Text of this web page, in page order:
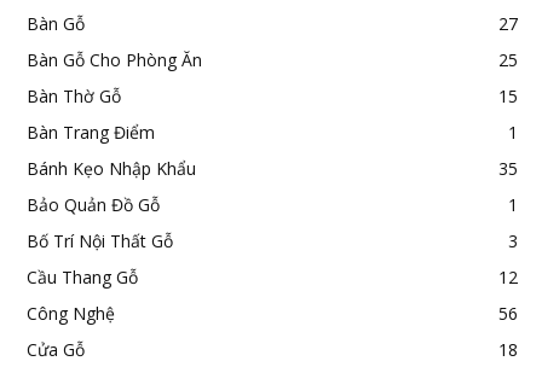
Bàn Gỗ
27
Bàn Gỗ Cho Phòng Ăn
25
Bàn Thờ Gỗ
15
Bàn Trang Điểm
1
Bánh Kẹo Nhập Khẩu
35
Bảo Quản Đồ Gỗ
1
Bố Trí Nội Thất Gỗ
3
Cầu Thang Gỗ
12
Công Nghệ
56
Cửa Gỗ
18